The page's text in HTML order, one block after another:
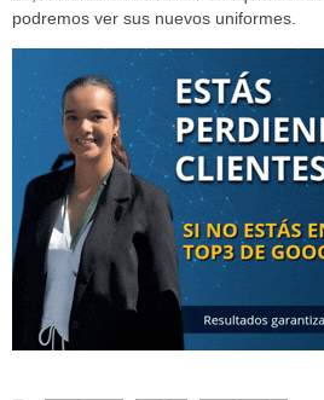
podremos ver sus nuevos uniformes.